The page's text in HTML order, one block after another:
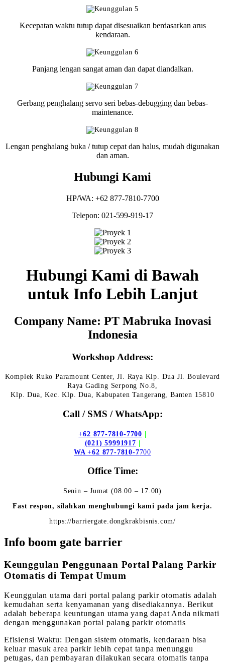
Kecepatan waktu tutup dapat disesuaikan berdasarkan arus
kendaraan.
Panjang lengan sangat aman dan dapat diandalkan.
Gerbang penghalang servo seri bebas-debugging dan bebas-
maintenance.
Lengan penghalang buka / tutup cepat dan halus, mudah digunakan
dan aman.
Hubungi Kami
HP/WA: +62 877-7810-7700
Telepon: 021-599-919-17
Hubungi Kami di Bawah
untuk Info Lebih Lanjut
Company Name: PT Mabruka Inovasi
Indonesia
Workshop Address:
Komplek Ruko Paramount Center, Jl. Raya Klp. Dua Jl. Boulevard
Raya Gading Serpong No.8,
Klp. Dua, Kec. Klp. Dua, Kabupaten Tangerang, Banten 15810
Call / SMS / WhatsApp:
+62 877-7810-7700 |
(021) 59991917 |
WA +62 877-7810-7700
Office Time:
Senin – Jumat (08.00 – 17.00)
Fast respon, silahkan menghubungi kami pada jam kerja.
https://barriergate.dongkrakbisnis.com/
Info boom gate barrier
Keunggulan Penggunaan Portal Palang Parkir
Otomatis di Tempat Umum
Keunggulan utama dari portal palang parkir otomatis adalah
kemudahan serta kenyamanan yang disediakannya. Berikut
adalah beberapa keuntungan utama yang dapat Anda nikmati
dengan menggunakan portal palang parkir otomatis
Efisiensi Waktu: Dengan sistem otomatis, kendaraan bisa
keluar masuk area parkir lebih cepat tanpa menunggu
petugas, dan pembayaran dilakukan secara otomatis tanpa